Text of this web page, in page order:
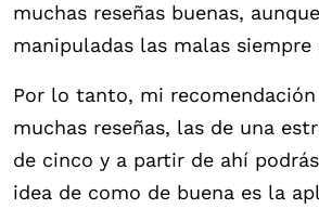
muchas reseñas buenas,
manipuladas las malas siempre
Por lo tanto, mi
muchas reseñas, las de una
de cinco y a partir de ahí
idea de como de buena es la